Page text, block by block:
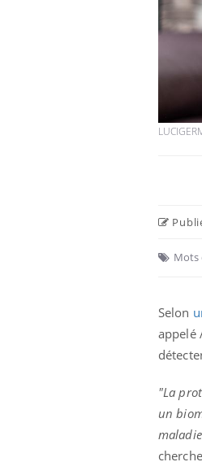
Mots
Selon
appelé
"La
un
expliquer ma
Il y a des sujets
d'autres non !